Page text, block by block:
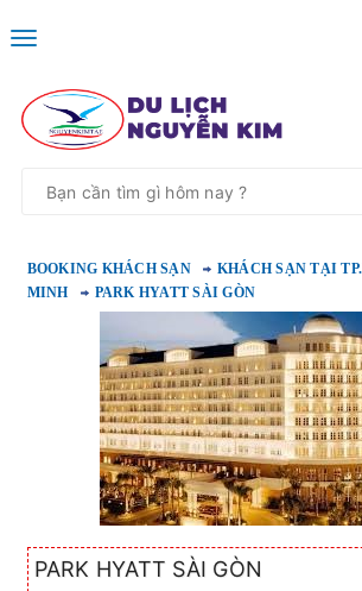
Toggle
BOOKING KHÁCH SẠN
KHÁCH SẠN TẠI
MINH
PARK HYATT SÀI GÒN
PARK HYATT SÀI GÒN